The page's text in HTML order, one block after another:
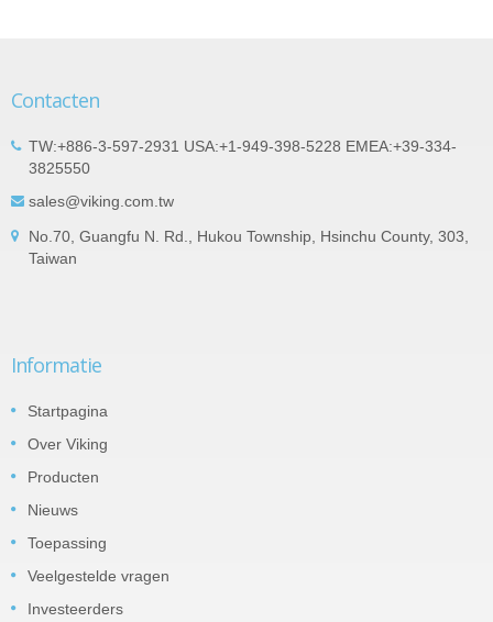
Contacten
TW:+886-3-597-2931 USA:+1-949-398-5228 EMEA:+39-334-
3825550
sales@viking.com.tw
No.70, Guangfu N. Rd., Hukou Township, Hsinchu County, 303,
Taiwan
Informatie
Startpagina
Over Viking
Producten
Nieuws
Toepassing
Veelgestelde vragen
Investeerders